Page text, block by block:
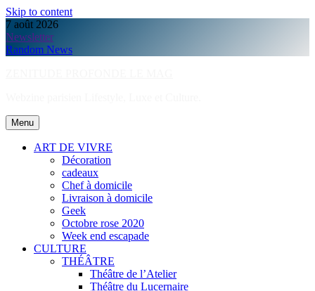
Skip to content
7 août 2026
Newsletter
Random News
Menu
ART DE VIVRE
Décoration
cadeaux
Chef à domicile
Livraison à domicile
Geek
Octobre rose 2020
Week end escapade
CULTURE
THÉÂTRE
Théâtre de l’Atelier
Théâtre du Lucernaire